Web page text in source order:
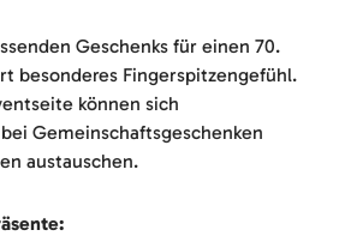
Geschenks für einen 70.
besonderes Fingerspitzengefühl.
können sich
Gemeinschaftsgeschenken
austauschen.